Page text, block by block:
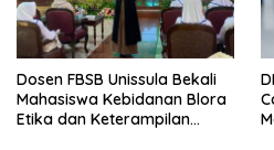
Dosen FBSB Unissula Bekali
Mahasiswa Kebidanan Blora
Etika dan Keterampilan